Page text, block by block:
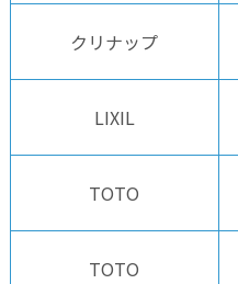
クリナップ
LIXIL
TOTO
TOTO